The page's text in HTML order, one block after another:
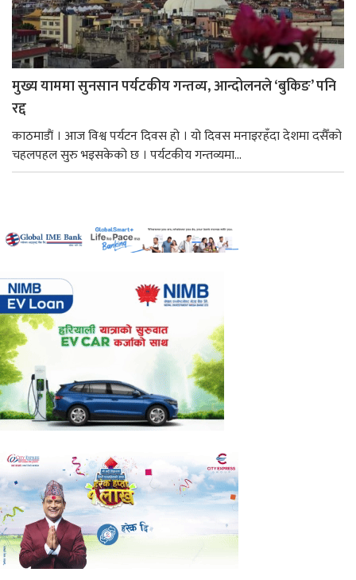
मुख्य याममा सुनसान पर्यटकीय गन्तव्य, आन्दोलनले ‘बुकिङ’ पनि
रद्द
काठमाडाैं । आज विश्व पर्यटन दिवस हो । यो दिवस मनाइरहँदा देशमा दसैँको
चहलपहल सुरु भइसकेको छ । पर्यटकीय गन्तव्यमा...